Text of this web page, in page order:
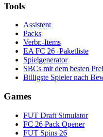
Tools
Assistent
Packs
Verbr.-Items
EA FC 26 -Paketliste
Spielgenerator
SBCs mit dem besten
Billigste Spieler nach
Games
FUT Draft Simulator
FC 26 Pack Opener
FUT Spins 26